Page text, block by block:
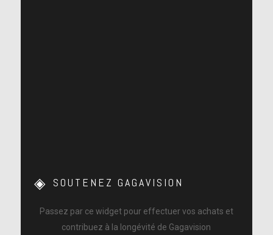
SOUTENEZ GAGAVISION
Passez par ce widget pour effectuer vos achats et
contribuez à la longévité de Gagavision